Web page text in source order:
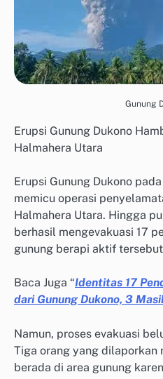
Gunung
Erupsi Gunung Dukono
Halmahera Utara
Erupsi Gunung Dukono
memicu operasi
Halmahera Utara. Hingga
berhasil mengevakuasi 17
gunung berapi aktif
Baca Juga “Identitas 17
dari Gunung Dukono, 3
Namun, proses evakuasi
Tiga orang yang dilaporkan
berada di area gunung